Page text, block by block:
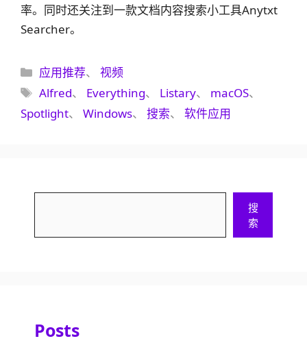
率。同时还关注到一款文档内容搜索小工具Anytxt
Searcher。
分
类
应用推荐、 视频
标
签
Alfred、 Everything、 Listary、 macOS、
Spotlight、 Windows、 搜索、 软件应用
搜
索
Posts